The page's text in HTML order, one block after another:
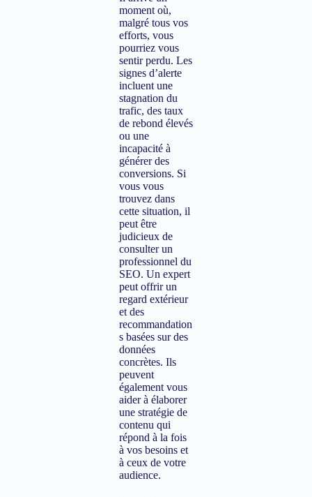
moment où,
malgré tous vos
efforts, vous
pourriez vous
sentir perdu. Les
signes d’alerte
incluent une
stagnation du
trafic, des taux
de rebond élevés
ou une
incapacité à
générer des
conversions. Si
vous vous
trouvez dans
cette situation, il
peut être
judicieux de
consulter un
professionnel du
SEO. Un expert
peut offrir un
regard extérieur
et des
recommandation
s basées sur des
données
concrètes. Ils
peuvent
également vous
aider à élaborer
une stratégie de
contenu qui
répond à la fois
à vos besoins et
à ceux de votre
audience.